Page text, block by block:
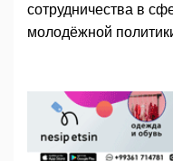
сотрудничества в
молодёжной